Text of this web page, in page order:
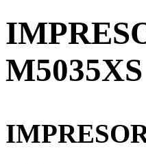
M5035XS